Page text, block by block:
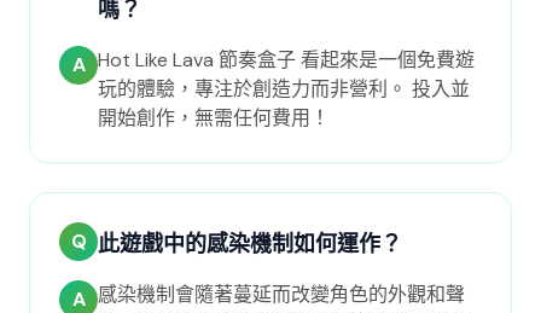
嗎？
A Hot Like Lava 節奏盒子 看起來是一個免費遊
玩的體驗，專注於創造力而非營利。 投入並
開始創作，無需任何費用！
Q 此遊戲中的感染機制如何運作？
A 感染機制會隨著蔓延而改變角色的外觀和聲